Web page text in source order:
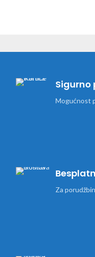
Mogućnost
Za